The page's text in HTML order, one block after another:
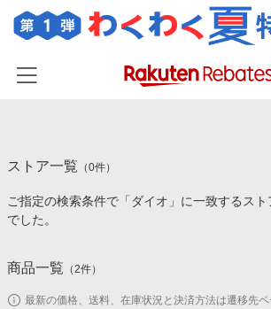
カテゴリー一覧
百貨店・総合ECモール
食品・スイーツ・お酒
イベント一覧
初回購入者限定特典
対象ストア新規限定特典
ストア一覧 （0件）
ご指定の検索条件で「ダイオ」に一致するス
でした。
商品一覧 （2件）
最新の価格、送料、在庫状況と決済方法は遷移先ペ